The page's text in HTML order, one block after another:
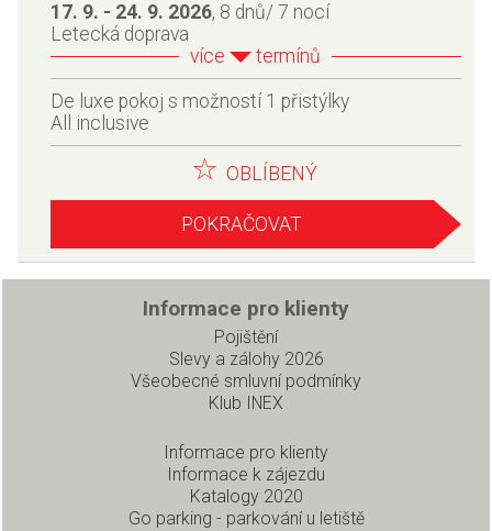
17. 9. - 24. 9. 2026, 8 dnů/ 7 nocí
Letecká doprava
více
termínů
De luxe pokoj s možností 1 přistýlky
All inclusive
OBLÍBENÝ
POKRAČOVAT
Informace pro klienty
Pojištění
Slevy a zálohy 2026
Všeobecné smluvní podmínky
Klub INEX
Informace pro klienty
Informace k zájezdu
Katalogy 2020
Go parking - parkování u letiště